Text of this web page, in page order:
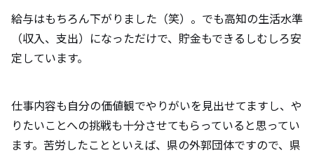
給与はもちろん下がりました（笑）。でも高知の生活水準
（収入、支出）になっただけで、貯金もできるしむしろ安
定しています。
仕事内容も自分の価値観でやりがいを見出せてますし、や
りたいことへの挑戦も十分させてもらっていると思ってい
ます。苦労したことといえば、県の外郭団体ですので、県